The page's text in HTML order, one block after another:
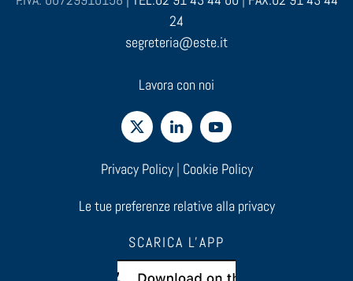
24
segreteria@este.it
Lavora con noi
Privacy Policy| Cookie Policy
Le tue preferenze relative alla privacy
SCARICA L'APP